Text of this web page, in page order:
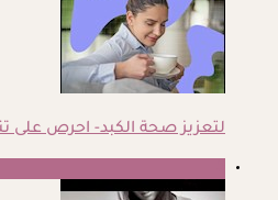
لتعزيز صحة الكبد- احرص على